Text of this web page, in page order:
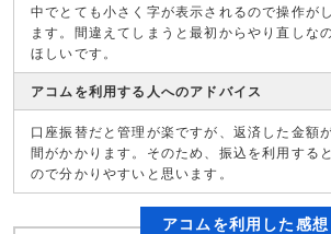
中でとても小さく字が表示されるので操作が
ます。間違えてしまうと最初からやり直しな
ほしいです。
アコムを利用する人へのアドバイス
口座振替だと管理が楽ですが、返済した金額
間がかかります。そのため、振込を利用する
ので分かりやすいと思います。
アコムを利用した感想